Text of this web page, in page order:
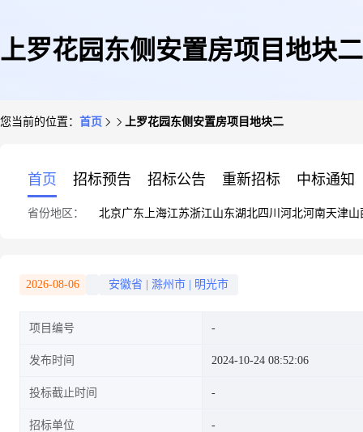
上罗花园东侧安置房项目地块二
您当前的位置： 首页 上罗花园东侧安置房项目地块二
首页 招标预告 招标公告 重新招标 中标通知
省份地区： 北京广东 上海江苏浙江山东湖北四川 河北河南天津山
2026-08-06 安徽省 滁州市 明光市
项目编号
发布时间 2024-10-24 08:52:06
投标截止时间
招标单位